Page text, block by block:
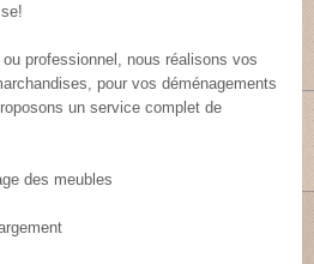
professionnel, nous réalisons vos
pour vos déménagements
un service complet de
des meubles